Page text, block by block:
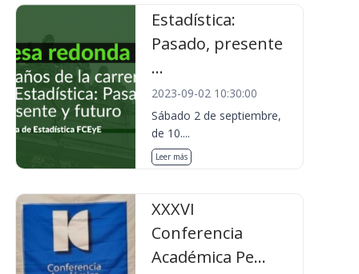
Estadística:
Pasado, presente
...
2023-09-02 10:30:00
Sábado 2 de septiembre,
de 10....
Leer más
XXXVI
Conferencia
Académica Pe...